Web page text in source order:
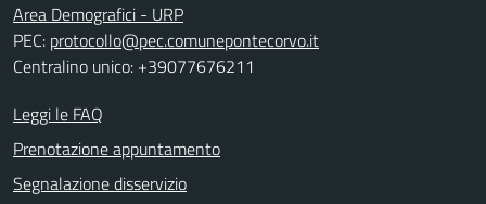
Area Demografici - URP
PEC: protocollo@pec.comunepontecorvo.it
Centralino unico: +39077676211
Leggi le FAQ
Prenotazione appuntamento
Segnalazione disservizio